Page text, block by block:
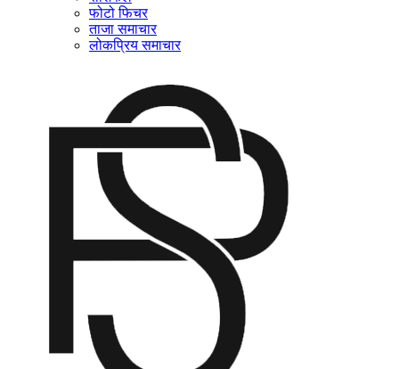
फोटो फिचर
ताजा समाचार
लोकप्रिय समाचार